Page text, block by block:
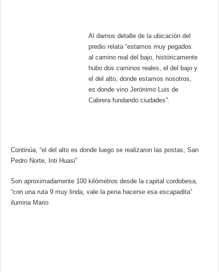
Al darnos detalle de la ubicación del
predio relata “estamos muy pegados
al camino real del bajo, históricamente
hubo dos caminos reales, el del bajo y
el del alto, donde estamos nosotros,
es donde vino Jerónimo Luis de
Cabrera fundando ciudades”.
Continúa, “el del alto es donde luego se realizaron las postas, San
Pedro Norte, Inti Huasi”
Son aproximadamente 100 kilómetros desde la capital cordobesa,
“con una ruta 9 muy linda, vale la pena hacerse esa escapadita”
ilumina Mario